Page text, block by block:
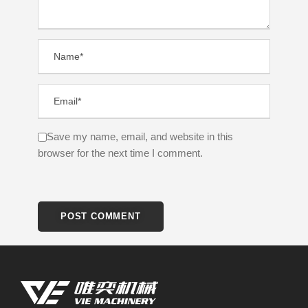
Save my name, email, and website in this
browser for the next time I comment.